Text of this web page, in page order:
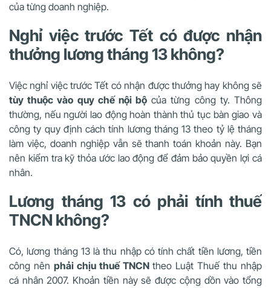
của từng doanh nghiệp.
Nghỉ việc trước Tết có được nhận
thưởng lương tháng 13 không?
Việc nghỉ việc trước Tết có nhận được thưởng hay không sẽ
tùy thuộc vào quy chế nội bộ của từng công ty. Thông
thường, nếu người lao động hoàn thành thủ tục bàn giao và
công ty quy định cách tính lương tháng 13 theo tỷ lệ tháng
làm việc, doanh nghiệp vẫn sẽ thanh toán khoản này. Bạn
nên kiểm tra kỹ thỏa ước lao động để đảm bảo quyền lợi cá
nhân.
Lương tháng 13 có phải tính thuế
TNCN không?
Có, lương tháng 13 là thu nhập có tính chất tiền lương, tiền
công nên phải chịu thuế TNCNtheo Luật Thuế thu nhập
cá nhân 2007. Khoản tiền này sẽ được cộng dồn vào tổng